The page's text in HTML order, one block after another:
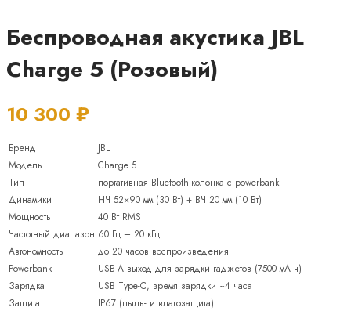
Беспроводная акустика JBL
Charge 5 (Розовый)
10 300 ₽
Бренд
JBL
Модель
Charge 5
Тип
портативная Bluetooth-колонка с powerbank
Динамики
НЧ 52×90 мм (30 Вт) + ВЧ 20 мм (10 Вт)
Мощность
40 Вт RMS
Частотный диапазон 60 Гц – 20 кГц
Автономность
до 20 часов воспроизведения
Powerbank
USB-A выход для зарядки гаджетов (7500 мА·ч)
Зарядка
USB Type-C, время зарядки ~4 часа
Защита
IP67 (пыль- и влагозащита)